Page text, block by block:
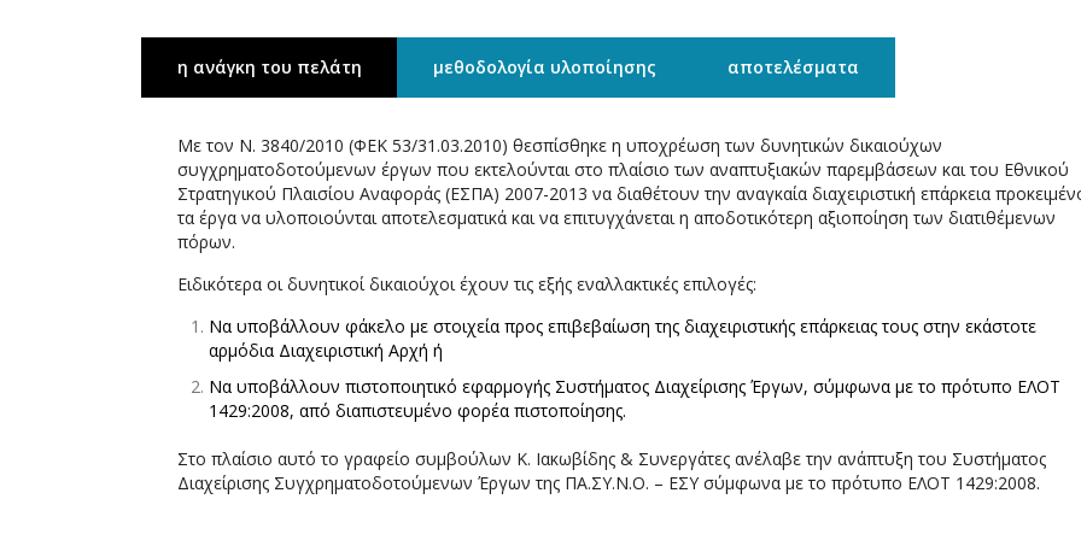
η ανάγκη του πελάτη μεθοδολογία υλοποίησης αποτελέσματα
Με τον Ν. 3840/2010 (ΦΕΚ 53/31.03.2010) θεσπίσθηκε η υποχρέωση των δυνητικών δικαιούχων
συγχρηματοδοτούμενων έργων που εκτελούνται στο πλαίσιο των αναπτυξιακών παρεμβάσεων και του Εθνικού
Στρατηγικού Πλαισίου Αναφοράς (ΕΣΠΑ) 2007-2013 να διαθέτουν την αναγκαία διαχειριστική επάρκεια
τα έργα να υλοποιούνται αποτελεσματικά και να επιτυγχάνεται η αποδοτικότερη αξιοποίηση των διατιθέμενων
πόρων.
Ειδικότερα οι δυνητικοί δικαιούχοι έχουν τις εξής εναλλακτικές επιλογές:
Να υποβάλλουν φάκελο με στοιχεία προς επιβεβαίωση της διαχειριστικής επάρκειας τους στην εκάστοτε
αρμόδια Διαχειριστική Αρχή ή
Να υποβάλλουν πιστοποιητικό εφαρμογής Συστήματος Διαχείρισης Έργων, σύμφωνα με το πρότυπο ΕΛΟΤ
1429:2008, από διαπιστευμένο φορέα πιστοποίησης.
Στο πλαίσιο αυτό το γραφείο συμβούλων Κ. Ιακωβίδης & Συνεργάτες ανέλαβε την ανάπτυξη του Συστήματος
Διαχείρισης Συγχρηματοδοτούμενων Έργων της ΠΑ.ΣΥ.Ν.Ο. – ΕΣΥ σύμφωνα με το πρότυπο ΕΛΟΤ 1429:2008.